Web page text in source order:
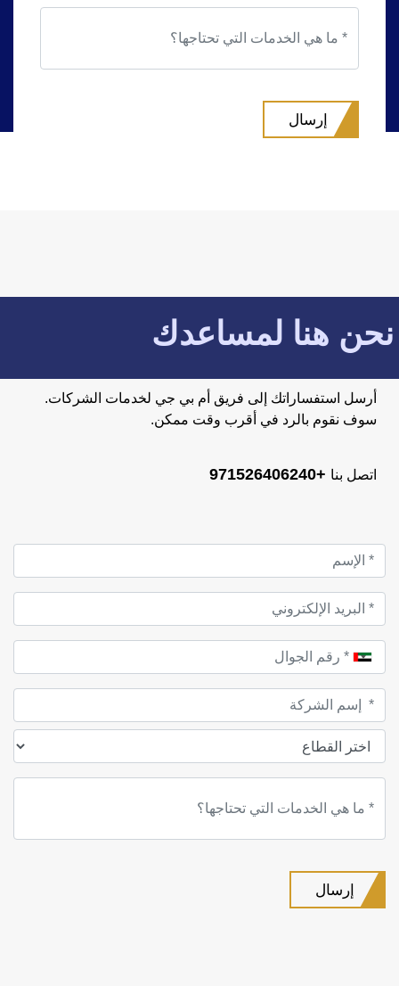
نحن هنا لمساعدك
أرسل استفساراتك إلى فريق أم بي جي لخدمات الشركات.
سوف نقوم بالرد في أقرب وقت ممكن.
اتصل بنا +971526406240